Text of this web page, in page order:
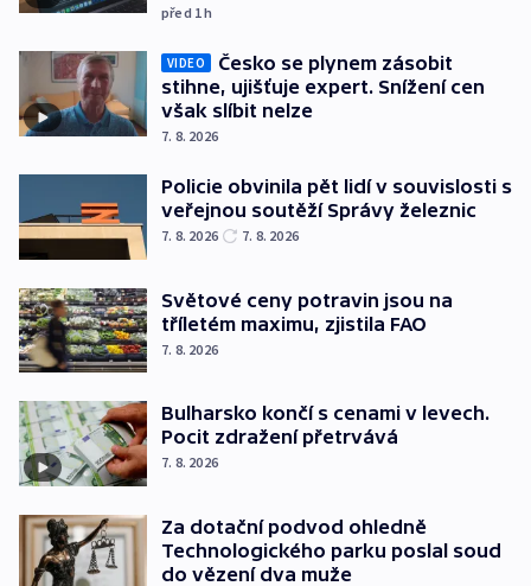
před 1h
VIDEO
Česko se plynem zásobit
stihne, ujišťuje expert. Snížení cen
však slíbit nelze
7. 8. 2026
Policie obvinila pět lidí v souvislosti s
veřejnou soutěží Správy železnic
7. 8. 2026 7. 8. 2026
Světové ceny potravin jsou na
tříletém maximu, zjistila FAO
7. 8. 2026
Bulharsko končí s cenami v levech.
Pocit zdražení přetrvává
7. 8. 2026
Za dotační podvod ohledně
Technologického parku poslal soud
do vězení dva muže